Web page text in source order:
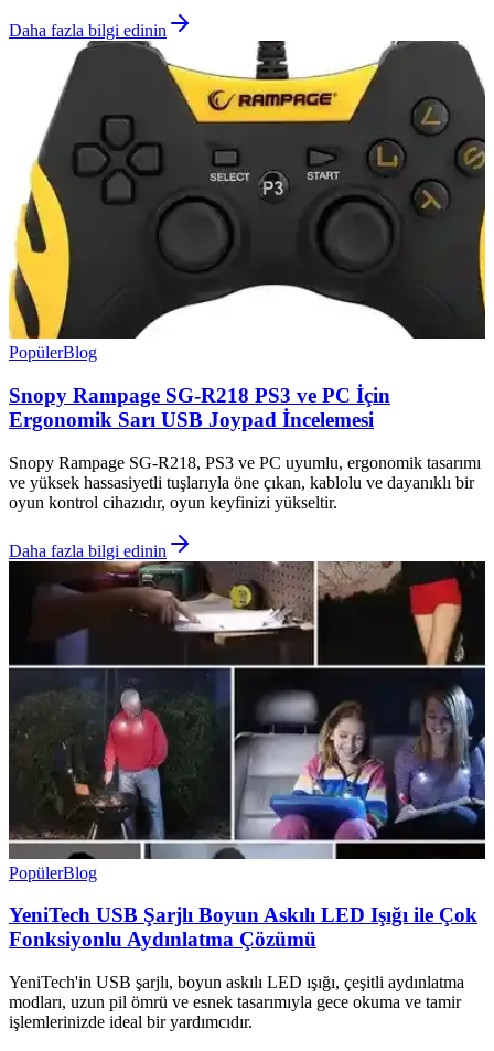
Daha fazla bilgi edinin
PopülerBlog
Snopy Rampage SG-R218 PS3 ve PC İçin
Ergonomik Sarı USB Joypad İncelemesi
Snopy Rampage SG-R218, PS3 ve PC uyumlu, ergonomik tasarımı
ve yüksek hassasiyetli tuşlarıyla öne çıkan, kablolu ve dayanıklı bir
oyun kontrol cihazıdır, oyun keyfinizi yükseltir.
Daha fazla bilgi edinin
PopülerBlog
YeniTech USB Şarjlı Boyun Askılı LED Işığı ile Çok
Fonksiyonlu Aydınlatma Çözümü
YeniTech'in USB şarjlı, boyun askılı LED ışığı, çeşitli aydınlatma
modları, uzun pil ömrü ve esnek tasarımıyla gece okuma ve tamir
işlemlerinizde ideal bir yardımcıdır.